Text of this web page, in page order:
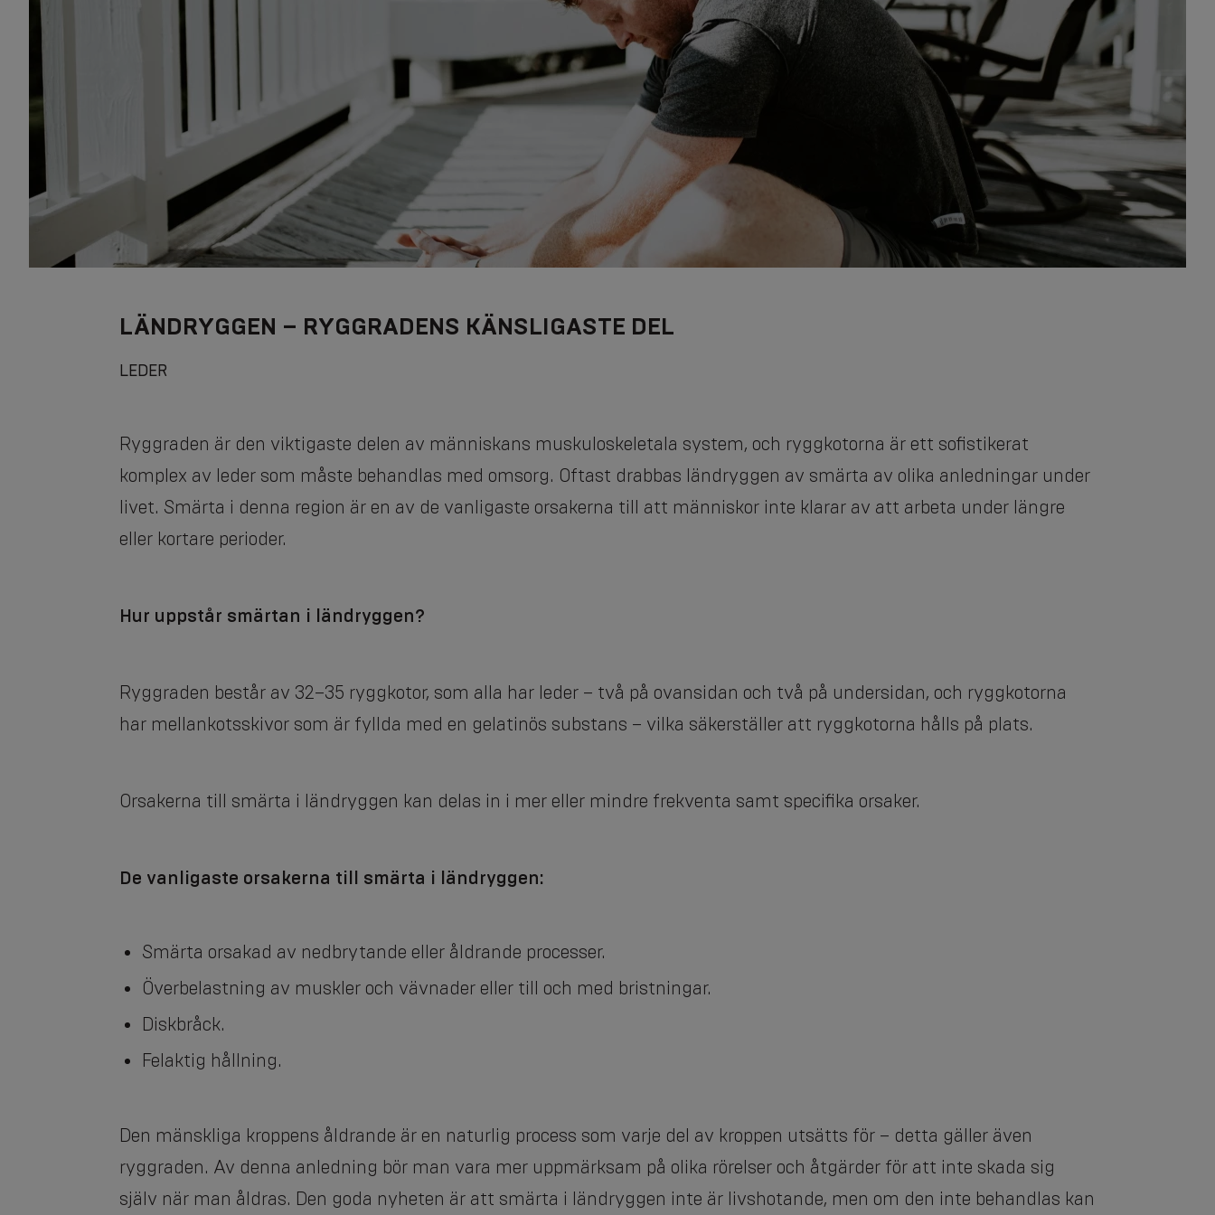
LÄNDRYGGEN – RYGGRADENS KÄNSLIGASTE DEL
LEDER
Ryggraden är den viktigaste delen av människans muskuloskeletala system, och ryggkotorna är ett sofistikerat
komplex av leder som måste behandlas med omsorg. Oftast drabbas ländryggen av smärta av olika anledningar under
livet. Smärta i denna region är en av de vanligaste orsakerna till att människor inte klarar av att arbeta under längre
eller kortare perioder.
Hur uppstår smärtan i ländryggen?
Ryggraden består av 32–35 ryggkotor, som alla har leder – två på ovansidan och två på undersidan, och ryggkotorna
har mellankotsskivor som är fyllda med en gelatinös substans – vilka säkerställer att ryggkotorna hålls på plats.
Orsakerna till smärta i ländryggen kan delas in i mer eller mindre frekventa samt specifika orsaker.
De vanligaste orsakerna till smärta i ländryggen:
Smärta orsakad av nedbrytande eller åldrande processer.
Överbelastning av muskler och vävnader eller till och med bristningar.
Diskbråck.
Felaktig hållning.
Den mänskliga kroppens åldrande är en naturlig process som varje del av kroppen utsätts för – detta gäller även
ryggraden. Av denna anledning bör man vara mer uppmärksam på olika rörelser och åtgärder för att inte skada sig
själv när man åldras. Den goda nyheten är att smärta i ländryggen inte är livshotande, men om den inte behandlas kan